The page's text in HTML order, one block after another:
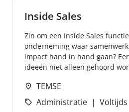
Inside Sales
Zin om een Inside Sales
onderneming waar
impact hand in hand gaan?
ideeën niet alleen gehoord
TEMSE
Administratie
Voltijds